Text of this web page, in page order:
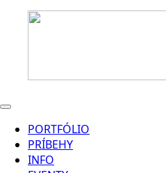
PORTFÓLIO
PRÍBEHY
INFO